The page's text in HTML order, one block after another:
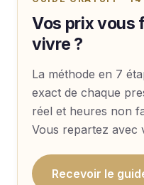
Vos prix vous
vivre ?
La méthode en 7
exact de chaque
réel et heures non
Vous repartez avec
Recevoir le